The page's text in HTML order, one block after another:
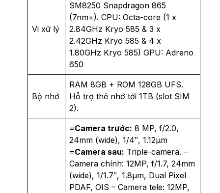
Vi xử lý
SM8250 Snapdragon 865
(7nm+). CPU: Octa-core (1 x
2.84GHz Kryo 585 & 3 x
2.42GHz Kryo 585 & 4 x
1.80GHz Kryo 585) GPU: Adreno
650
Bộ nhớ
RAM 8GB + ROM 128GB UFS.
Hỗ trợ thẻ nhớ tới 1TB (slot SIM
2).
=Camera trước: 8 MP, f/2.0,
24mm (wide), 1/4″, 1.12µm
=Camera sau: Triple-camera. –
Camera chính: 12MP, f/1.7, 24mm
(wide), 1/1.7″, 1.8µm, Dual Pixel
PDAF, OIS – Camera tele: 12MP,